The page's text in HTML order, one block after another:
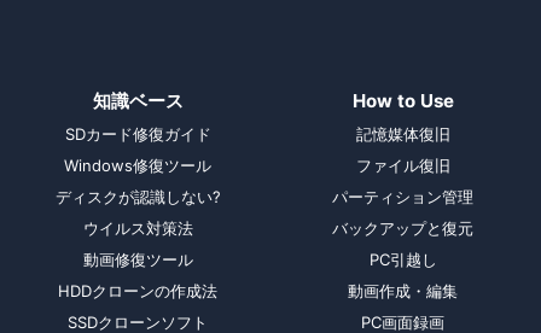
知識ベース
SDカード修復ガイド
Windows修復ツール
ディスクが認識しない?
ウイルス対策法
動画修復ツール
HDDクローンの作成法
SSDクローンソフト
How to Use
記憶媒体復旧
ファイル復旧
パーティション管理
バックアップと復元
PC引越し
動画作成・編集
PC画面録画